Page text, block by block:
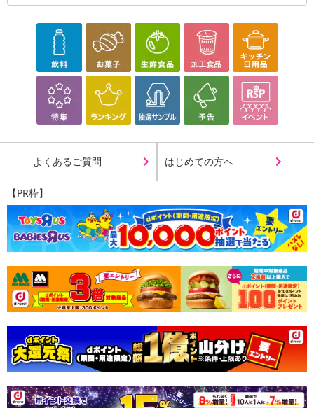
★強力殺菌・強力消臭 水虫菌滅菌率99．9％！ 美容大国《韓
国》からやってきたハイテクソックス新登場！
★はくだけで消臭と滅菌効果が期待できる。
サラリーマンの4割が悩んでいるといわれ、女性にも急増している
はくだけで水虫が解消してします銀を用いたナノシルバー靴下。
銀をイオン化し、ナノ(10億分の1）単位まで超微粒子化した後繊
維に織り込んでいます。
水虫の原因となる白癬菌100万個をこの靴下に付着させた所、10
時間後には99．9％もの菌が死滅することが分かっています。
さらに臭いの原因菌にも作用するので、足の臭いも抑えられてい
きます。
・原産国（最終加工地）：韓国
・原材料/材質/素材：綿、アクリル、ナイロン、ポリエステル、ポ
リウレタン
・商品カラー：ブラック、ホワイト
・商品サイズ：
◆紳士用 : 25~27cm , 50g , 57g
◆婦人用 : 22~25cm , 40g , 47g
よくあるご質問 はじめての方へ
【PR枠】